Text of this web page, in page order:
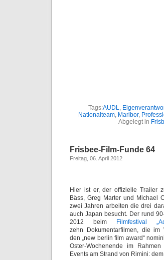
Tags:AUDL,
Nationalteam, Maribor,
Abgelegt in
Frisbee-Film-Funde 64
Freitag, 06. April 2012
Hier ist er, der offizielle Trailer
Bäss, Greg Marter und Michael
zwei Jahren arbeiten die drei
auch Japan besucht. Der rund
2012 beim
Filmfestival
zehn Dokumentarfilmen, die im
den „new berlin film award“
Oster-Wochenende im
Events am Strand von Rimini: